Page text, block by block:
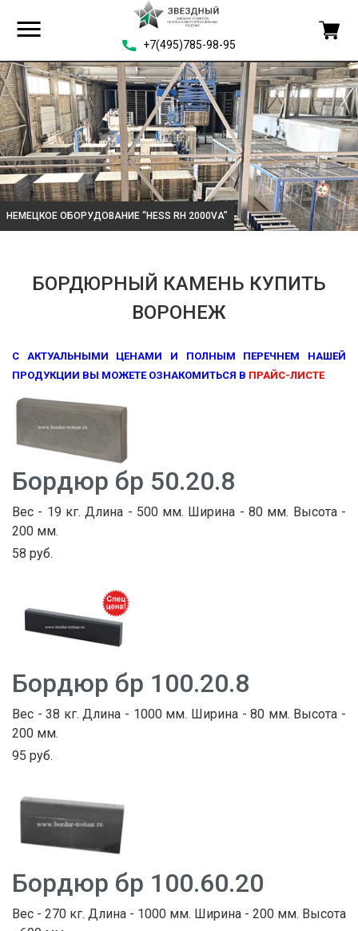
+7(495)785-98-95
НЕМЕЦКОЕ ОБОРУДОВАНИЕ “HESS RH 2000VA”
БОРДЮРНЫЙ КАМЕНЬ КУПИТЬ
ВОРОНЕЖ
С АКТУАЛЬНЫМИ ЦЕНАМИ И ПОЛНЫМ ПЕРЕЧНЕМ НАШЕЙ
ПРОДУКЦИИ ВЫ МОЖЕТЕ ОЗНАКОМИТЬСЯ В ПРАЙС-ЛИСТЕ
Бордюр бр 50.20.8
Вес - 19 кг. Длина - 500 мм. Ширина - 80 мм. Высота -
200 мм.
58 руб.
Бордюр бр 100.20.8
Вес - 38 кг. Длина - 1000 мм. Ширина - 80 мм. Высота -
200 мм.
95 руб.
Бордюр бр 100.60.20
Вес - 270 кг. Длина - 1000 мм. Ширина - 200 мм. Высота